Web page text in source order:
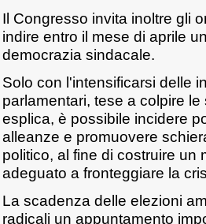
Il Congresso invita inoltre gli
indire entro il mese di aprile
democrazia sindacale.
Solo con l'intensificarsi delle
parlamentari, tese a colpire
esplica, è possibile incidere
alleanze e promuovere
politico, al fine di costruire un
adeguato a fronteggiare la
La scadenza delle elezioni
radicali un appuntamento